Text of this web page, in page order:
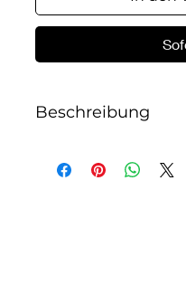
Beschreibung